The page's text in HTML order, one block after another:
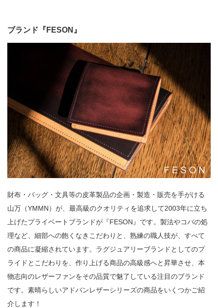
ブランド『FESON』
財布・バッグ・文具等の皮革製品の企画・製造・販売を手がける
山万（YMMN）が、最高級のクオリティを追求して2003年に立ち
上げたプライベートブランドが『FESON』です。製法やコバの処
理など、細部への飽くなきこだわりと、熟練の職人技が、すべて
の商品に凝縮されています。ラグジュアリーブランドとしてのプ
ライドとこだわりを、作り上げる商品の高級感へと昇華させ、本
物志向のレザーファンをその品質で魅了している注目のブランド
です。素晴らしいアドバンレザーシリーズの商品をいくつかご紹
介します！